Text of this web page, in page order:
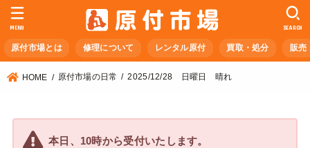
原付市場とは 修理について レンタル原付 買取・処分 販売
SEARCH
MENU
HOME 原付市場の日常 2025/12/28 日曜日 晴れ
本日、10時から受付いたします。